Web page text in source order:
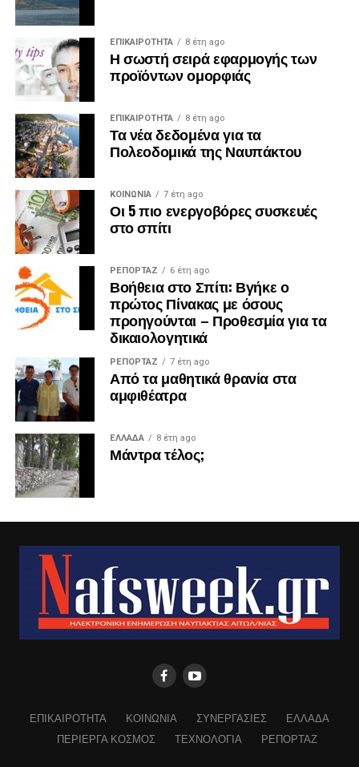
ΕΠΙΚΑΙΡΟΤΗΤΑ 8 έτη ago
Η σωστή σειρά εφαρμογής των
προϊόντων ομορφιάς
ΕΠΙΚΑΙΡΟΤΗΤΑ 8 έτη ago
Τα νέα δεδομένα για τα
Πολεοδομικά της Ναυπάκτου
ΚΟΙΝΩΝΙΑ 7 έτη ago
Οι 5 πιο ενεργοβόρες συσκευές
στο σπίτι
ΡΕΠΟΡΤΑΖ 6 έτη ago
Βοήθεια στο Σπίτι: Βγήκε ο
πρώτος Πίνακας με όσους
προηγούνται – Προθεσμία για τα
δικαιολογητικά
ΡΕΠΟΡΤΑΖ 7 έτη ago
Από τα μαθητικά θρανία στα
αμφιθέατρα
ΕΛΛΑΔΑ 8 έτη ago
Μάντρα τέλος;
ΕΠΙΚΑΙΡΟΤΗΤΑ ΚΟΙΝΩΝΙΑ ΣΥΝΕΡΓΑΣΙΕΣ
ΕΛΛΑΔΑ
ΠΕΡΙΕΡΓΑ ΚΟΣΜΟΣ
ΤΕΧΝΟΛΟΓΙΑ ΡΕΠΟΡΤΑΖ